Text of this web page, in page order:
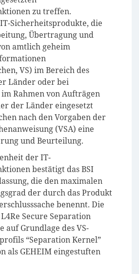
zu treffen.
Sicherheitsprodukte, die
Übertragung und
amtlich geheim
VS) im Bereich des
Länder oder bei
Rahmen von Aufträgen
der Länder eingesetzt
nach den Vorgaben der
(VSA) eine
und Beurteilung.
der IT-
bestätigt das BSI
die den maximalen
der durch das Produkt
benennt. Die
Secure Separation
auf Grundlage des VS-
“Separation Kernel”
als GEHEIM eingestuften